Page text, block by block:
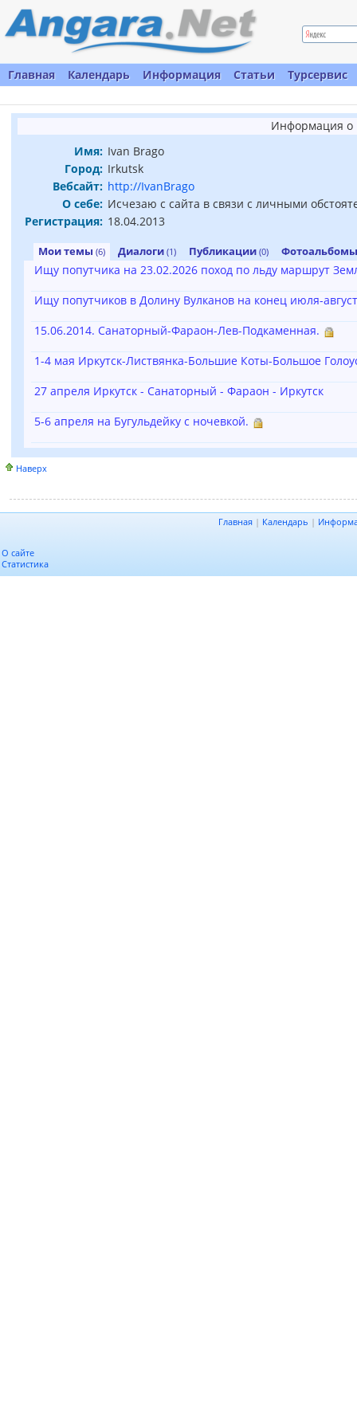
Главная Календарь Информация Статьи Турсервис
Информация о
Имя: Ivan Brago
Город: Irkutsk
Вебсайт: http://IvanBrago
О себе: Исчезаю с сайта в связи с личными
Регистрация: 18.04.2013
Мои темы (6) Диалоги (1) Публикации (0)
Ищу попутчика на 23.02.2026 поход по льду маршрут
Ищу попутчиков в Долину Вулканов на конец июля-
15.06.2014. Санаторный-Фараон-Лев-Подкаменная.
1-4 мая Иркутск-Листвянка-Большие Коты-Большое
27 апреля Иркутск - Санаторный - Фараон - Иркутск
5-6 апреля на Бугульдейку с ночевкой.
Наверх
Главная | Календарь |
О сайте
Статистика